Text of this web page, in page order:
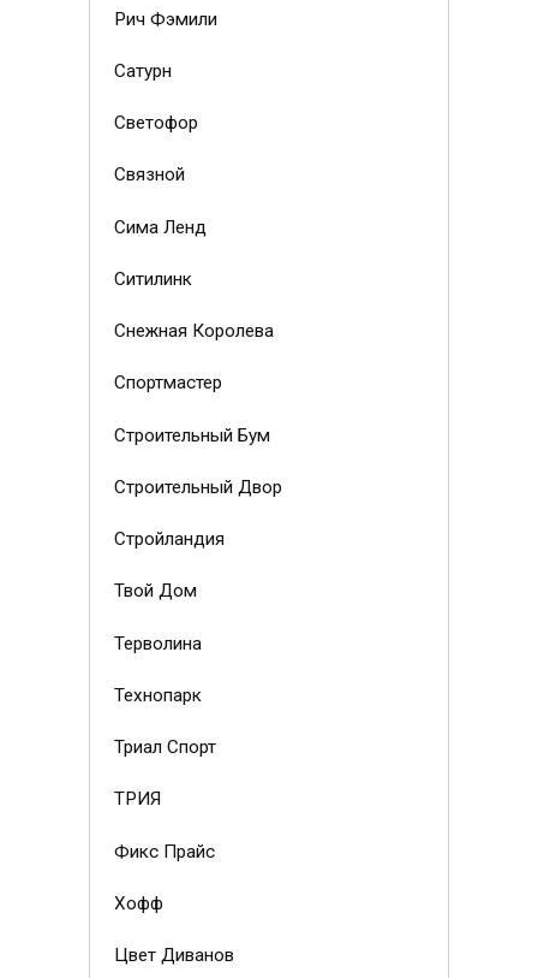
Рич Фэмили
Сатурн
Светофор
Связной
Сима Ленд
Ситилинк
Снежная Королева
Спортмастер
Строительный Бум
Строительный Двор
Стройландия
Твой Дом
Терволина
Технопарк
Триал Спорт
ТРИЯ
Фикс Прайс
Хофф
Цвет Диванов